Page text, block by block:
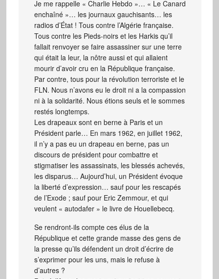
Je me rappelle « Charlie Hebdo »… « Le Canard
enchaîné »… les journaux gauchisants… les
radios d’État ! Tous contre l’Algérie française.
Tous contre les Pieds-noirs et les Harkis qu’il
fallait renvoyer se faire assassiner sur une terre
qui était la leur, la nôtre aussi et qui allaient
mourir d’avoir cru en la République française.
Par contre, tous pour la révolution terroriste et le
FLN. Nous n’avons eu le droit ni a la compassion
ni à la solidarité. Nous étions seuls et le sommes
restés longtemps.
Les drapeaux sont en berne à Paris et un
Président parle… En mars 1962, en juillet 1962,
il n’y a pas eu un drapeau en berne, pas un
discours de président pour combattre et
stigmatiser les assassinats, les blessés achevés,
les disparus… Aujourd’hui, un Président évoque
la liberté d’expression… sauf pour les rescapés
de l’Exode ; sauf pour Eric Zemmour, et qui
veulent « autodafer » le livre de Houellebecq.
Se rendront-ils compte ces élus de la
République et cette grande masse des gens de
la presse qu’ils défendent un droit d’écrire de
s’exprimer pour les uns, mais le refuse à
d’autres ?